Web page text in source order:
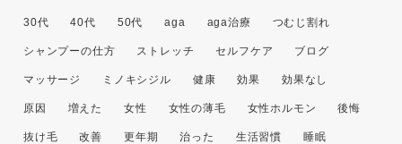
30代 40代 50代 aga aga治療 つむじ割れ
シャンプーの仕方 ストレッチ セルフケア ブログ
マッサージ ミノキシジル 健康 効果 効果なし
原因 増えた 女性 女性の薄毛 女性ホルモン 後悔
抜け毛 改善 更年期 治った 生活習慣 睡眠